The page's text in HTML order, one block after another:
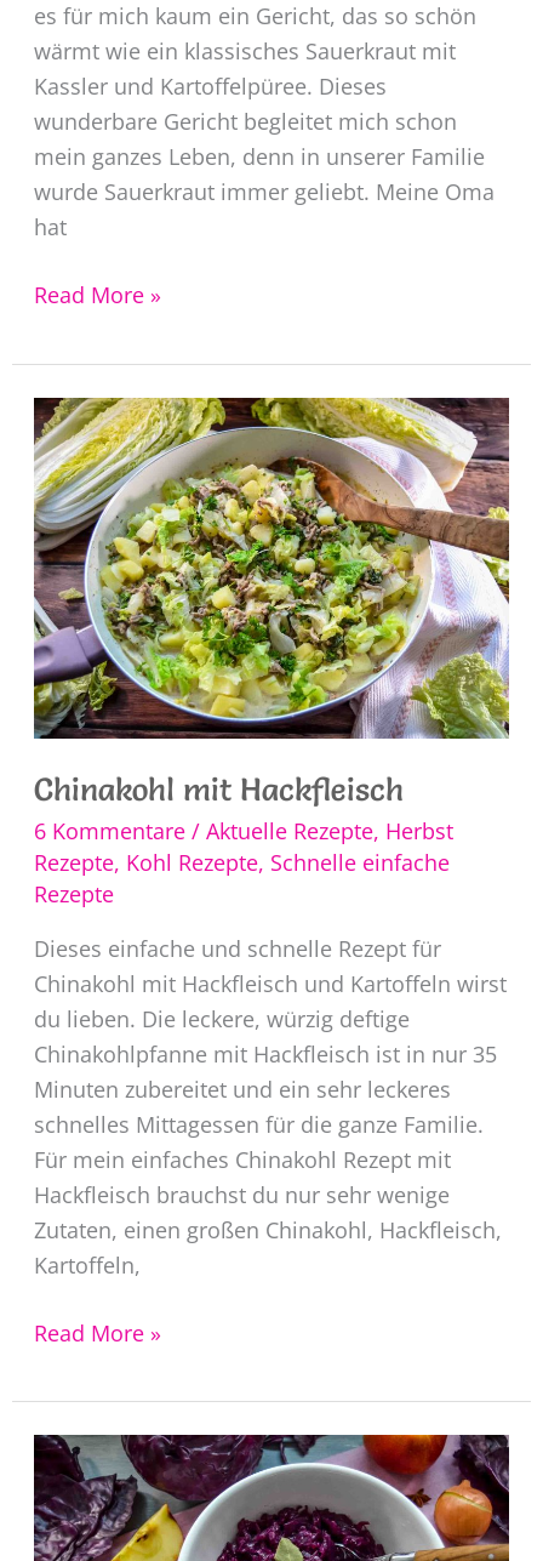
es für mich kaum ein Gericht, das so schön
wärmt wie ein klassisches Sauerkraut mit
Kassler und Kartoffelpüree. Dieses
wunderbare Gericht begleitet mich schon
mein ganzes Leben, denn in unserer Familie
wurde Sauerkraut immer geliebt. Meine Oma
hat
Sauerkraut
Kassler
Read More »
Chinakohl mit Hackfleisch
6 Kommentare / Aktuelle Rezepte, Herbst
Rezepte, Kohl Rezepte, Schnelle einfache
Rezepte
Dieses einfache und schnelle Rezept für
Chinakohl mit Hackfleisch und Kartoffeln wirst
du lieben. Die leckere, würzig deftige
Chinakohlpfanne mit Hackfleisch ist in nur 35
Minuten zubereitet und ein sehr leckeres
schnelles Mittagessen für die ganze Familie.
Für mein einfaches Chinakohl Rezept mit
Hackfleisch brauchst du nur sehr wenige
Zutaten, einen großen Chinakohl, Hackfleisch,
Kartoffeln,
Chinakohl
Hackfleisch
Read More »